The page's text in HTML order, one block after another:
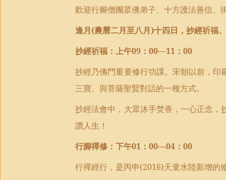
歡迎行腳僧團眾佛弟子、十方護法善信、
逢月(農曆二月至八月)十四日，抄經祈福
抄經祈福 ：上午09 ：00—11 ：00
抄經乃佛門重要修行功課。宋朝以前，
三寶、與菩薩聖賢對話的一種方式。
抄經法會中，大眾沐手焚香，一心正念 ，
讚人生！
行腳禪修 ：下午01 ：00—04 ：00
行禪經行 ， 是丙申(2016)天童水陸新增的